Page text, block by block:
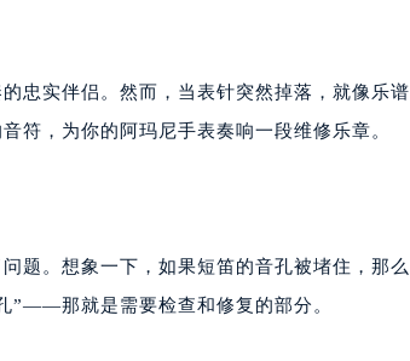
忠实伴侣。然而，当表针突然掉落，就像乐谱
符，为你的阿玛尼手表奏响一段维修乐章。
题。想象一下，如果短笛的音孔被堵住，那么
”——那就是需要检查和修复的部分。